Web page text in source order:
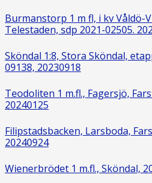
Burmanstorp 1 m fl, i kv Våldö-
Telestaden, sdp 2021-02505.
Sköndal 1:8, Stora Sköndal,
09138, 20230918
Teodoliten 1 m.fl., Fagersjö,
20240125
Filipstadsbacken, Larsboda,
20240924
Wienerbrödet 1 m.fl., Sköndal,